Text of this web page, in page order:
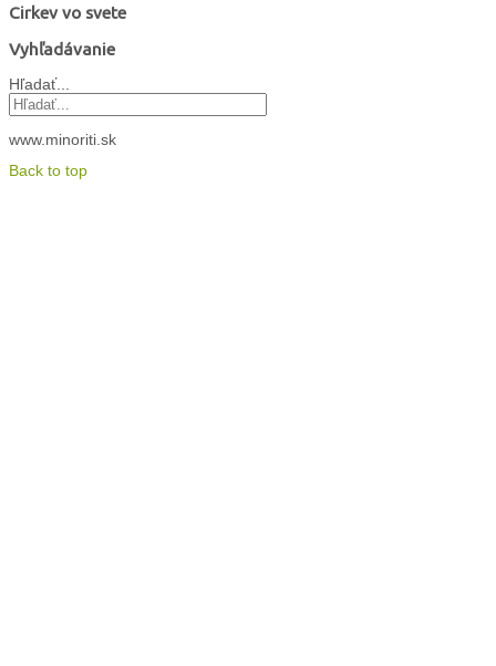
Cirkev vo svete
Vyhľadávanie
Hľadať...
www.minoriti.sk
Back to top